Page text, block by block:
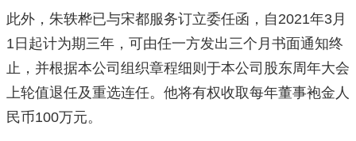
此外，朱轶桦已与宋都服务订立委任函，自2021年3月
1日起计为期三年，可由任一方发出三个月书面通知终
止，并根据本公司组织章程细则于本公司股东周年大会
上轮值退任及重选连任。他将有权收取每年董事袍金人
民币100万元。